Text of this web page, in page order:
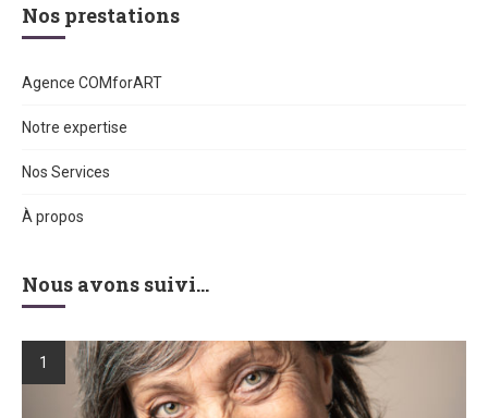
Nos prestations
Agence COMforART
Notre expertise
Nos Services
À propos
Nous avons suivi…